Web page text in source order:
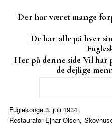
Der har været mange
De har alle på hver
Her på denne side Vil
de dejlige
Fuglekonge 3. juli 1934:
Restauratør Ejnar Olsen,